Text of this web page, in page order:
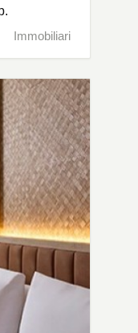
Immobiliari